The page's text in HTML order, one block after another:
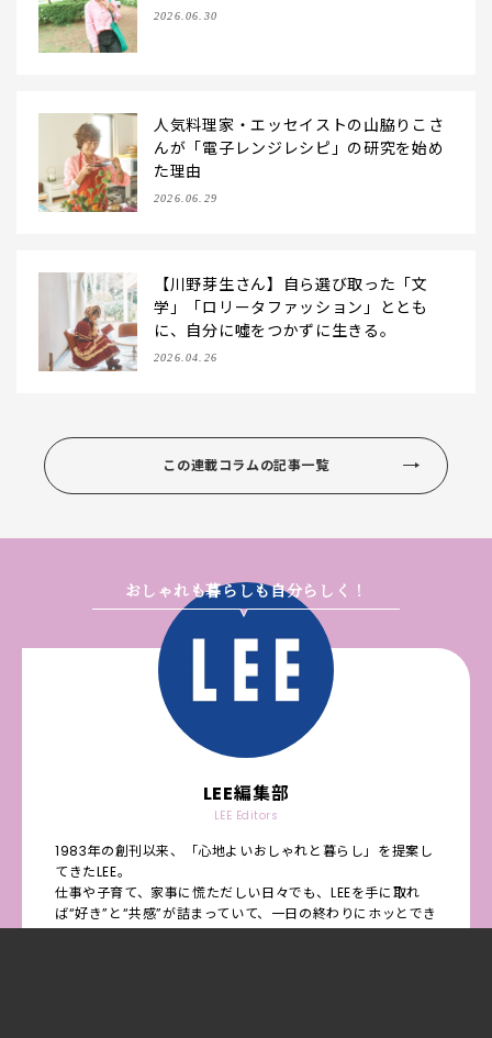
2026.06.30
人気料理家・エッセイストの山脇りこさ
んが「電子レンジレシピ」の研究を始め
た理由
2026.06.29
【川野芽生さん】自ら選び取った「文
学」「ロリータファッション」ととも
に、自分に噓をつかずに生きる。
2026.04.26
この連載コラムの記事一覧
おしゃれも暮らしも自分らしく！
LEE編集部
LEE Editors
1983年の創刊以来、「心地よいおしゃれと暮らし」を提案し
てきたLEE。
仕事や子育て、家事に慌ただしい日々でも、LEEを手に取れ
ば“好き”と“共感”が詰まっていて、一日の終わりにホッとでき
る。